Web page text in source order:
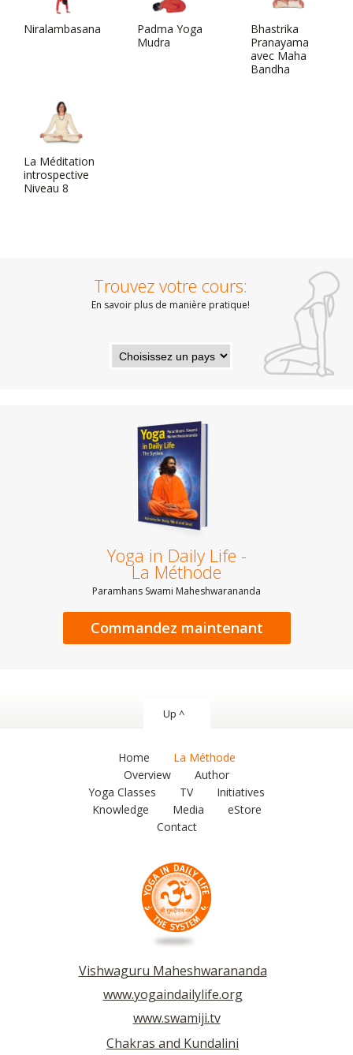
Niralambasana
Padma Yoga
Mudra
Bhastrika
Pranayama
avec Maha
Bandha
La Méditation
introspective
Niveau 8
Trouvez votre cours:
En savoir plus de manière pratique!
Yoga in Daily Life -
La Méthode
Paramhans Swami Maheshwarananda
Commandez maintenant
Up ^
Home
La Méthode
Overview
Author
Yoga Classes
TV
Initiatives
Knowledge
Media
eStore
Contact
Vishwaguru Maheshwarananda
www.yogaindailylife.org
www.swamiji.tv
Chakras and Kundalini